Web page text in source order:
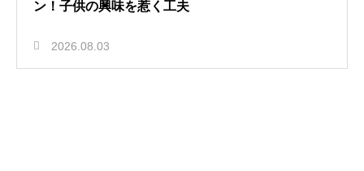
ン！子供の興味を惹く工夫
2026.08.03